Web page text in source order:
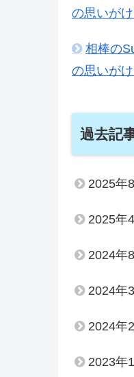
の思いが
相棒の
の思いが
過去記
2025年
2025年
2024年
2024年
2024年
2023年